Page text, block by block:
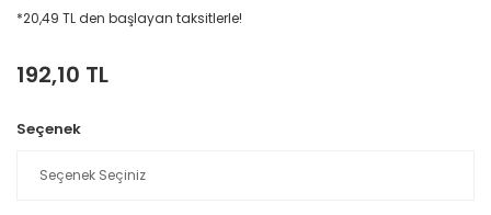
*20,49 TL den başlayan taksitlerle!
192,10 TL
Seçenek